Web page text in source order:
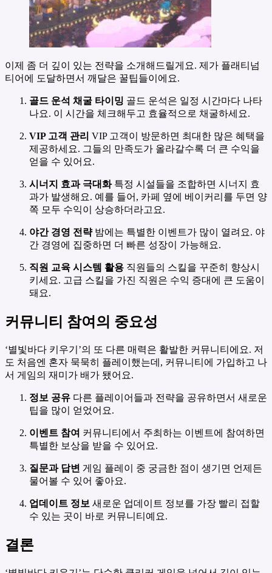
이제 좀 더 깊이 있는 전략을 소개해드릴게요. 제가 플래티넘
티어에 도달하면서 깨달은 꿀팁들이에요.
골드 운석 채굴 타이밍 골드 운석은 일정 시간마다 나타
나요. 이 시간을 체크해두고 효율적으로 채굴하세요.
VIP 고객 관리 VIP 고객이 방문하면 최대한 많은 혜택을
제공하세요. 그들의 만족도가 올라갈수록 더 큰 수익을
얻을 수 있어요.
시너지 효과 극대화특정 시설들을 조합하면 시너지 효
과가 발생해요. 예를 들어, 카페 옆에 베이커리를 두면 양
쪽 모두 수익이 상승하더라고요.
야간 경영 전략밤에는 특별한 이벤트가 많이 열려요. 야
간 경영에 집중하면 더 빠른 성장이 가능해요.
직원 교육 시스템 활용 직원들의 스킬을 꾸준히 향상시
키세요. 고급 스킬을 가진 직원은 수익 증대에 큰 도움이
돼요.
커뮤니티 참여의 중요성
‘별빛바다 키우기’의 또 다른 매력은 활발한 커뮤니티에요. 저
도 처음엔 혼자 묵묵히 플레이했는데, 커뮤니티에 가입하고 나
서 게임의 재미가 배가 됐어요.
정보 공유 다른 플레이어들과 전략을 공유하면서 새로운
팁을 많이 얻었어요.
이벤트 참여 커뮤니티에서 주최하는 이벤트에 참여하면
특별한 보상을 받을 수 있어요.
질문과 답변 게임 플레이 중 궁금한 점이 생기면 언제든
물어볼 수 있어 좋아요.
업데이트 정보 새로운 업데이트 정보를 가장 빨리 접할
수 있는 곳이 바로 커뮤니티예요.
결론